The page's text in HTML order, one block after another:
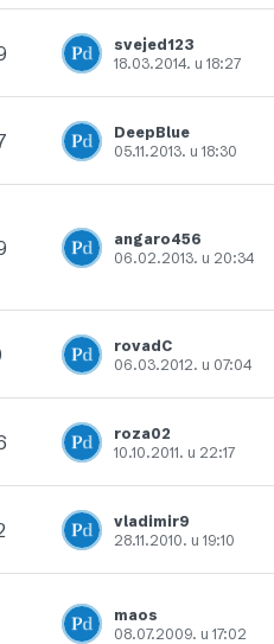
Dodajte u favorite
svejed123
18.03.2014. u 18:27
Dodajte u favorite
DeepBlue
05.11.2013. u 18:30
angaro456
06.02.2013. u 20:34
rovadC
06.03.2012. u 07:04
Dodajte u favorite
roza02
10.10.2011. u 22:17
Dodajte u favorite
vladimir9
28.11.2010. u 19:10
maos
08.07.2009. u 17:02